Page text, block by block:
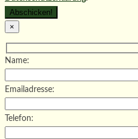
×
Name:
Emailadresse:
Telefon: